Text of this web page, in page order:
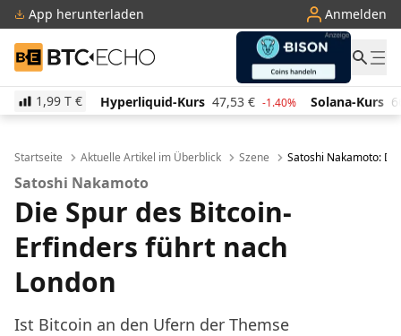
App herunterladen Anmelden
BTC-ECHO
1,99 T €
Hyperliquid-Kurs 47,53 € -1.40% Solana-Kurs 66,06 € 3.30%
Startseite Aktuelle Artikel im Überblick Szene Satoshi Nakamoto:
Satoshi Nakamoto
Die Spur des Bitcoin-
Erfinders führt nach
London
Ist Bitcoin an den Ufern der Themse